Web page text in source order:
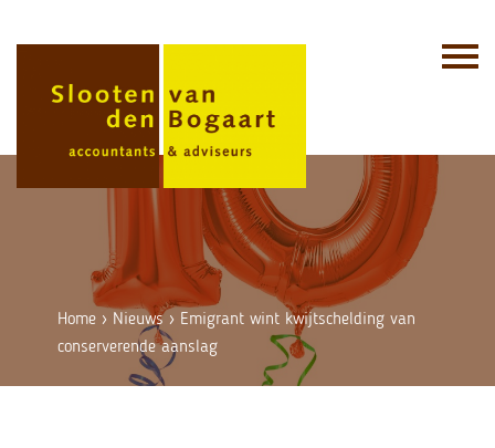
Home › Nieuws› Emigrant wint kwijtschelding van
conserverende aanslag